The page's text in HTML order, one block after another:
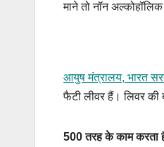
माने तो नॉन
आयुष मंत्रालय, भारत
फैटी लीवर हैं। लिवर की
500 तरह के काम करता